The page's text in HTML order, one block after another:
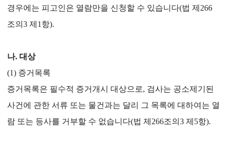
경우에는 피고인은 열람만을 신청할 수 있습니다(법 제266
조의3 제1항).
나. 대상
(1) 증거목록
증거목록은 필수적 증거개시 대상으로, 검사는 공소제기된
사건에 관한 서류 또는 물건과는 달리 그 목록에 대하여는 열
람 또는 등사를 거부할 수 없습니다(법 제266조의3 제5항).